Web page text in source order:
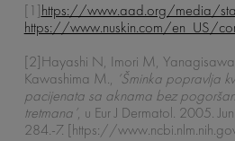
[1]https://www.aad.org/media/
https://www.nuskin.com/en_US/
[2]Hayashi N, Imori M,
Kawashima M., ‘Šminka popravlja
pacijenata sa aknama bez
tretmana’, u Eur J Dermatol. 2005.
284.-7. [https://